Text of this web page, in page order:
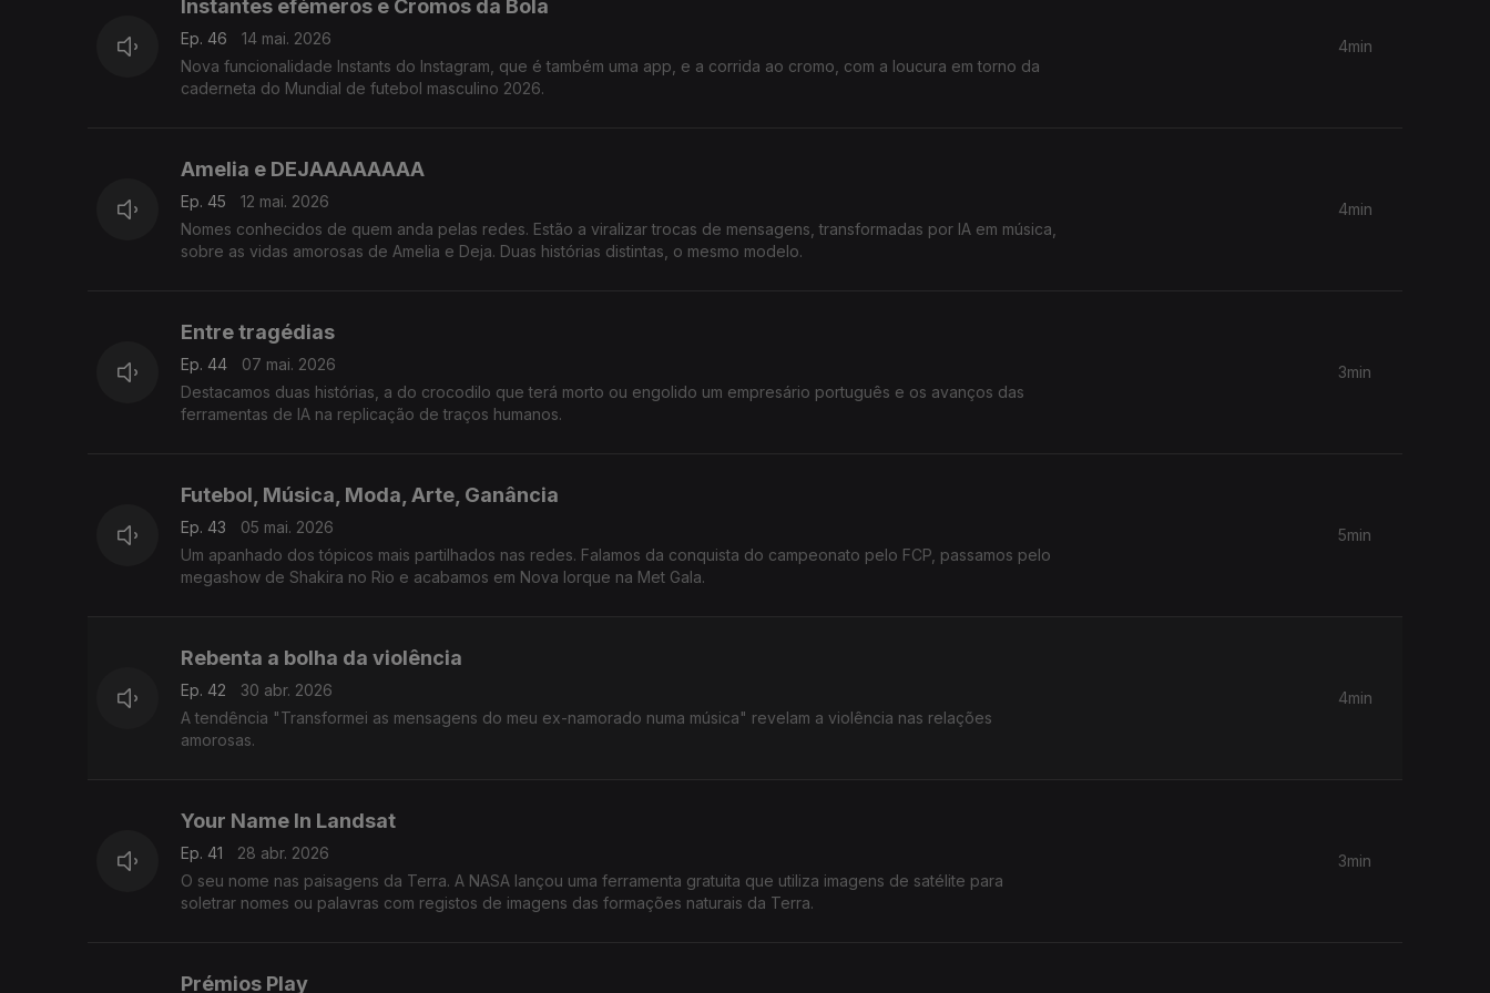
Instantes efémeros e Cromos da Bola
Ep. 46
14 mai. 2026
Nova funcionalidade Instants do Instagram, que é também uma app, e a corrida ao cromo, com a loucura em torno da
caderneta do Mundial de futebol masculino 2026.
4min
Amelia e DEJAAAAAAAA
Ep. 45
12 mai. 2026
Nomes conhecidos de quem anda pelas redes. Estão a viralizar trocas de mensagens, transformadas por IA em música,
sobre as vidas amorosas de Amelia e Deja. Duas histórias distintas, o mesmo modelo.
4min
Entre tragédias
Ep. 44
07 mai. 2026
Destacamos duas histórias, a do crocodilo que terá morto ou engolido um empresário português e os avanços das
ferramentas de IA na replicação de traços humanos.
3min
Futebol, Música, Moda, Arte, Ganância
Ep. 43
05 mai. 2026
Um apanhado dos tópicos mais partilhados nas redes. Falamos da conquista do campeonato pelo FCP, passamos pelo
megashow de Shakira no Rio e acabamos em Nova Iorque na Met Gala.
5min
Rebenta a bolha da violência
Ep. 42
30 abr. 2026
A tendência "Transformei as mensagens do meu ex-namorado numa música" revelam a violência nas relações
amorosas.
4min
Your Name In Landsat
Ep. 41
28 abr. 2026
O seu nome nas paisagens da Terra. A NASA lançou uma ferramenta gratuita que utiliza imagens de satélite para
soletrar nomes ou palavras com registos de imagens das formações naturais da Terra.
3min
Prémios Play